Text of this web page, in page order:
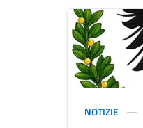
NOTIZIE